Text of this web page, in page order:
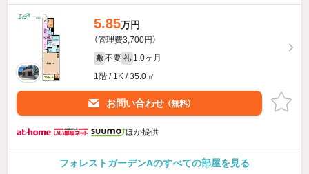
5.85万円
（管理費3,700円）
敷 不要 礼 1.0ヶ月
1階 / 1K / 35.0㎡
お問い合わせ （無料）
ほか提供
フォレストガーデンAのすべての部屋を見る